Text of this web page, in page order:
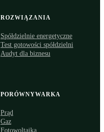
ROZWIĄZANIA
Spółdzielnie energetyczne
Test gotowości spółdzielni
Audyt dla biznesu
PORÓWNYWARKA
Prąd
Gaz
Fotowoltaika